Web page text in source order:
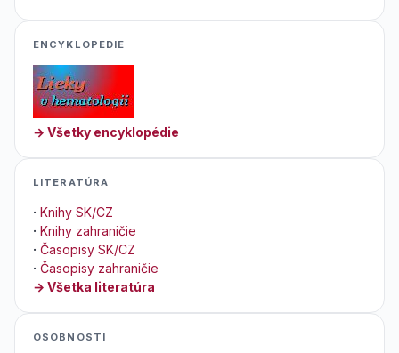
ENCYKLOPEDIE
→ Všetky encyklopédie
LITERATÚRA
· Knihy SK/CZ
· Knihy zahraničie
· Časopisy SK/CZ
· Časopisy zahraničie
→ Všetka literatúra
OSOBNOSTI